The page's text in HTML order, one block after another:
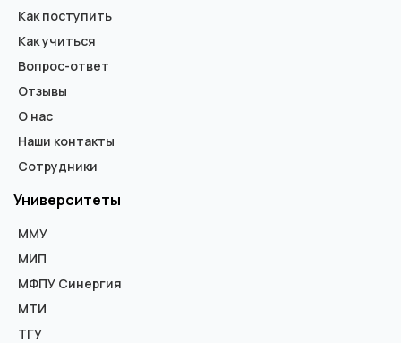
Как поступить
Как учиться
Вопрос-ответ
Отзывы
О нас
Наши контакты
Сотрудники
Университеты
ММУ
МИП
МФПУ Синергия
МТИ
ТГУ